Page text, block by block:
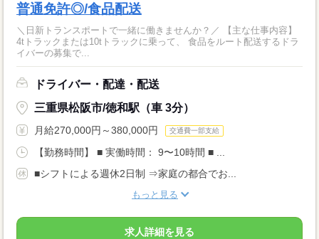
普通免許◎/食品配送
＼日新トランスポートで一緒に働きませんか？／ 【主な仕事内容】
4tトラックまたは10tトラックに乗って、 食品をルート配送するドラ
イバーの募集で...
ドライバー・配達・配送
三重県松阪市/徳和駅（車 3分）
月給270,000円～380,000円 交通費一部支給
【勤務時間】 ■ 実働時間： 9〜10時間 ■ ...
■シフトによる週休2日制 ⇒家庭の都合でお...
もっと見る
求人詳細を見る